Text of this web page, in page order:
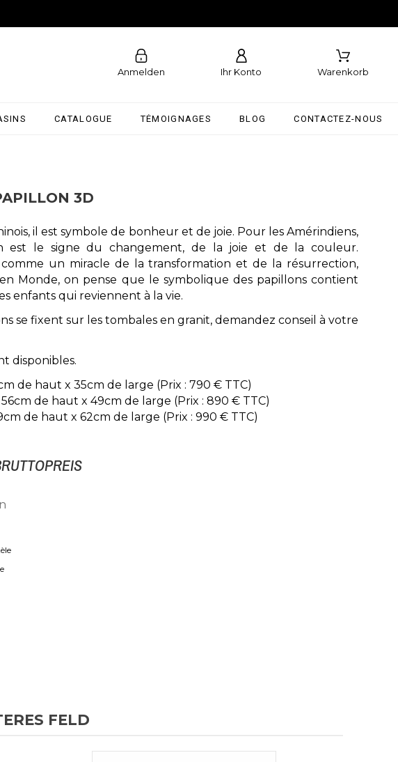
Anmelden Ihr Konto Warenkorb
CATALOGUE TÉMOIGNAGES BLOG CONTACTEZ-NOUS
3D
il est symbole de bonheur et de joie. Pour les Amérindiens,
est le signe du changement, de la joie et de la couleur.
comme un miracle de la transformation et de la résurrection,
Monde, on pense que le symbolique des papillons contient
enfants qui reviennent à la vie.
se fixent sur les tombales en granit, demandez conseil à votre
disponibles.
de haut x 35cm de large (Prix : 790 € TTC)
56cm de haut x 49cm de large (Prix : 890 € TTC)
de haut x 62cm de large (Prix : 990 € TTC)
FELD